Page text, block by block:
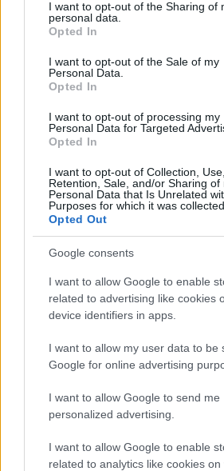
not limited to your visit or usage
grant or deny consent to Google and
use your data for below specified
consent section.
I want to opt-out of the Sharing of
personal data.
Opted In
I want to opt-out of the Sale of my
Personal Data.
Opted In
I want to opt-out of processing my
Personal Data for Targeted
Opted In
I want to opt-out of Collection, Use,
Retention, Sale, and/or Sharing of
Personal Data that Is Unrelated
Purposes for which it was collected.
Opted Out
Google consents
I want to allow Google to enable
related to advertising like cookies
device identifiers in apps.
I want to allow my user data to be
Google for online advertising
I want to allow Google to send me
personalized advertising.
I want to allow Google to enable
related to analytics like cookies on
lettek a Magyar Nemzeti
összegyűlt több mint
tömegben kedd délelőtt.
Az ünnepi ruhába öltözött
kísérték tapssal Orbán Viktor
legnagyobb tapsot akkor
amikor azt mondta: senkitől
kioktatást, és mindenkitől
Magyarországnak és a
megadja a kijáró tiszteletet.
A beszéd után a közönség
skandálással ünnepelte a
tömeg nagy része elindult,
előtt még folytatódott az
Lavór